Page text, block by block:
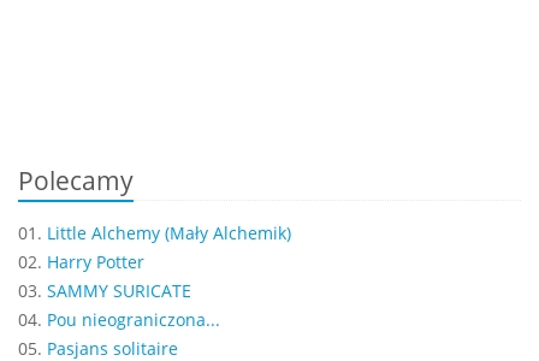
Polecamy
01. Little Alchemy (Mały Alchemik)
02. Harry Potter
03. SAMMY SURICATE
04. Pou nieograniczona...
05. Pasjans solitaire